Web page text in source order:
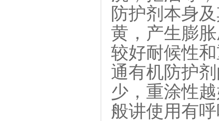
防护剂本身
黄，产生膨
较好耐候性
通有机防护
少，重涂性
般讲使用有